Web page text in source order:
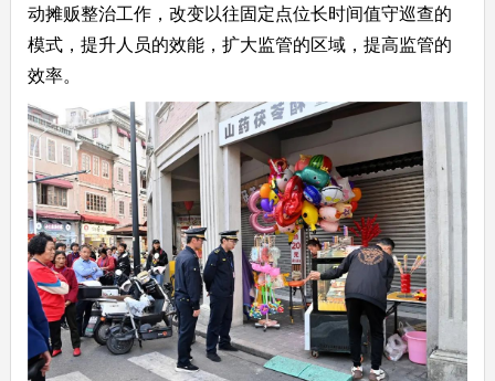
动摊贩整治工作，改变以往固定点位长时间值守巡查的
模式，提升人员的效能，扩大监管的区域，提高监管的
效率。